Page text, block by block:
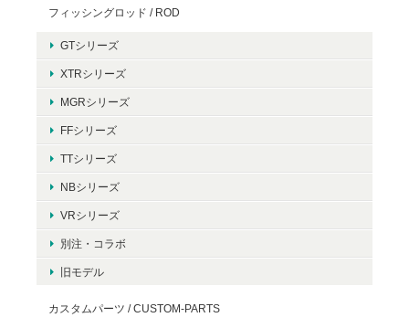
フィッシングロッド / ROD
GTシリーズ
XTRシリーズ
MGRシリーズ
FFシリーズ
TTシリーズ
NBシリーズ
VRシリーズ
別注・コラボ
旧モデル
カスタムパーツ / CUSTOM-PARTS